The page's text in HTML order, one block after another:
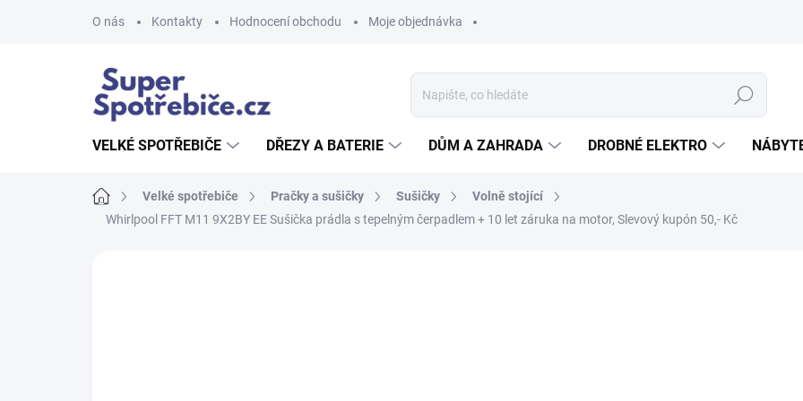
O nás Kontakty Hodnocení obchodu Moje objednávka
Hledat
VELKÉ SPOTŘEBIČE DŘEZY A BATERIE DŮM A ZAHRADA DROBNÉ ELEKTRO
Domů Velké spotřebiče Pračky a sušičky Sušičky
Volně stojící
Whirlpool FFT M11 9X2BY EE Sušička prádla s tepelným čerpadlem+ 10 let záruka na motor, Slevový kupón 50,- Kč